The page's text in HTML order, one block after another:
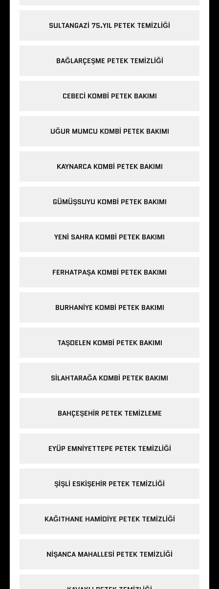
SULTANGAZI 75.YIL PETEK TEMIZLIĞI
BAĞLARÇEŞME PETEK TEMIZLIĞI
CEBECI KOMBI PETEK BAKIMI
UĞUR MUMCU KOMBI PETEK BAKIMI
KAYNARCA KOMBI PETEK BAKIMI
GÜMÜŞSUYU KOMBI PETEK BAKIMI
YENI SAHRA KOMBI PETEK BAKIMI
FERHATPAŞA KOMBI PETEK BAKIMI
BURHANIYE KOMBI PETEK BAKIMI
TAŞDELEN KOMBI PETEK BAKIMI
SILAHTARAĞA KOMBI PETEK BAKIMI
BAHÇEŞEHIR PETEK TEMIZLEME
EYÜP EMNIYETTEPE PETEK TEMIZLIĞI
ŞIŞLI ESKIŞEHIR PETEK TEMIZLIĞI
KAĞITHANE HAMIDIYE PETEK TEMIZLIĞI
NIŞANCA MAHALLESI PETEK TEMIZLIĞI